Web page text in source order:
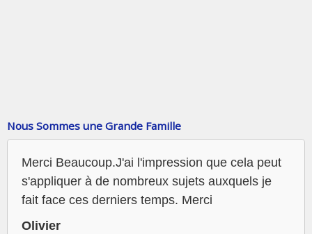
Nous Sommes une Grande Famille
Merci Beaucoup.J'ai l'impression que cela peut
s'appliquer à de nombreux sujets auxquels je
fait face ces derniers temps. Merci
Olivier